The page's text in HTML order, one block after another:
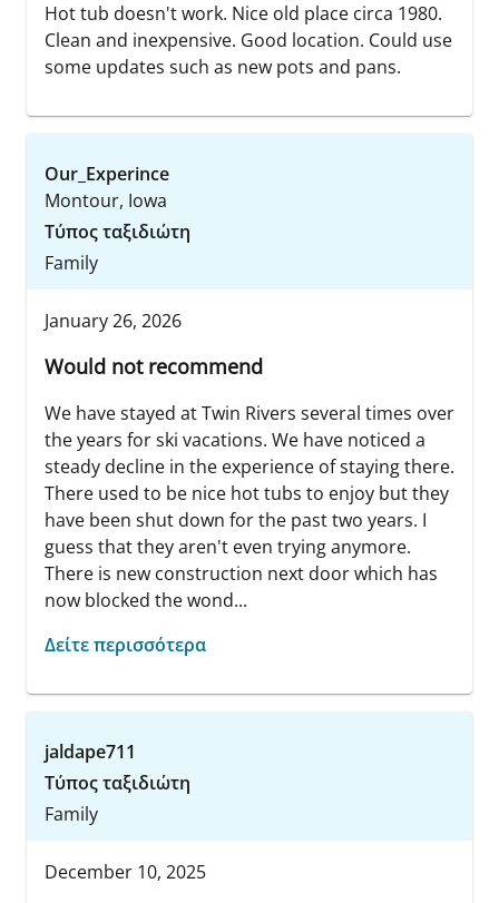
Hot tub doesn't work. Nice old place circa 1980.
Clean and inexpensive. Good location. Could use
some updates such as new pots and pans.
Our_Experince
Montour, Iowa
Τύπος ταξιδιώτη
Family
January 26, 2026
Would not recommend
We have stayed at Twin Rivers several times over
the years for ski vacations. We have noticed a
steady decline in the experience of staying there.
There used to be nice hot tubs to enjoy but they
have been shut down for the past two years. I
guess that they aren't even trying anymore.
There is new construction next door which has
now blocked the wond...
Δείτε περισσότερα
jaldape711
Τύπος ταξιδιώτη
Family
December 10, 2025